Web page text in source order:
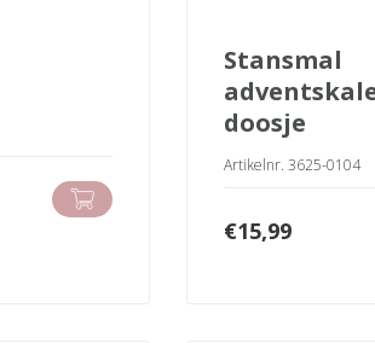
stansmal
doosje
Artikelnr. 3625-0104
€15,99